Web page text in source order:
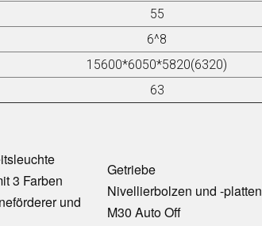
55
6^8
15600*6050*5820(6320)
63
3 Farben
und
Getriebe
Nivellierbolzen und -platten
M30 Auto Off